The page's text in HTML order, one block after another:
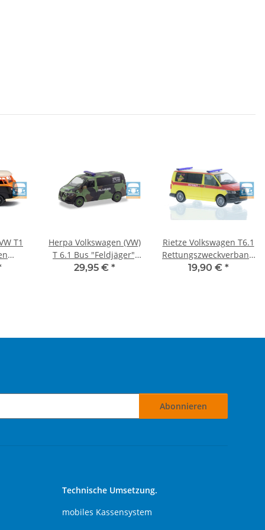
T1
Herpa Volkswagen (VW)
T 6.1 Bus "Feldjäger",
Flecktarn
29,95 € *
Rietze Volkswagen T6.1
Rettungszweckverband
Chemnitz - Erzgebirge
19,90 € *
Abonnieren
Technische Umsetzung.
mobiles Kassensystem